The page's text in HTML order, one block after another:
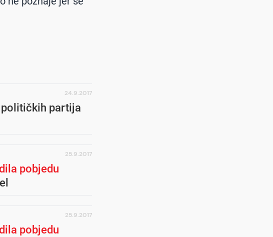
24.9.2017
političkih partija
25.9.2017
pobjedu
25.9.2017
pobjedu